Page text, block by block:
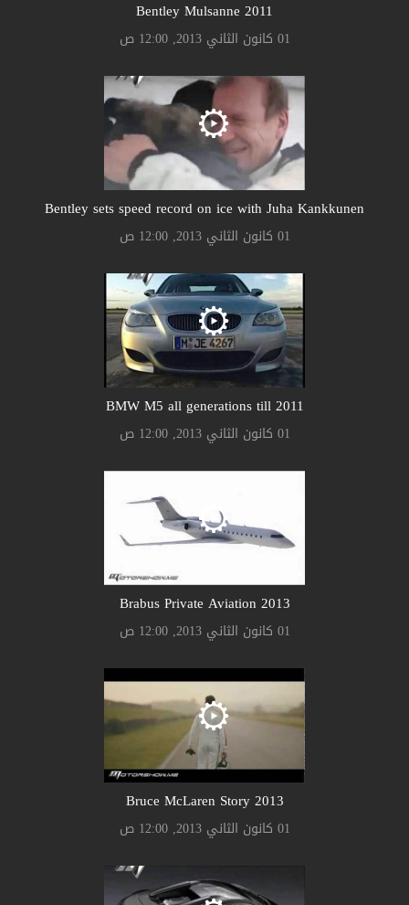
Bentley Mulsanne 2011
01 كانون الثاني 2013, 12:00 ص
Bentley sets speed record on ice with Juha Kankkunen
01 كانون الثاني 2013, 12:00 ص
BMW M5 all generations till 2011
01 كانون الثاني 2013, 12:00 ص
Brabus Private Aviation 2013
01 كانون الثاني 2013, 12:00 ص
Bruce McLaren Story 2013
01 كانون الثاني 2013, 12:00 ص